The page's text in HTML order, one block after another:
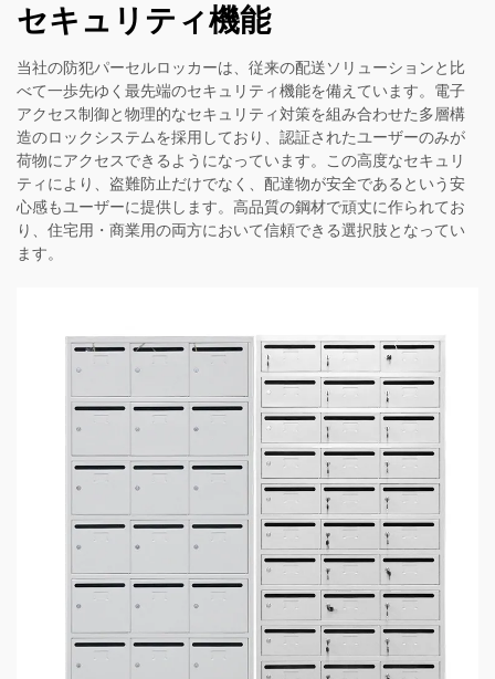
セキュリティ機能
当社の防犯パーセルロッカーは、従来の配送ソリューションと比
べて一歩先ゆく最先端のセキュリティ機能を備えています。電子
アクセス制御と物理的なセキュリティ対策を組み合わせた多層構
造のロックシステムを採用しており、認証されたユーザーのみが
荷物にアクセスできるようになっています。この高度なセキュリ
ティにより、盗難防止だけでなく、配達物が安全であるという安
心感もユーザーに提供します。高品質の鋼材で頑丈に作られてお
り、住宅用・商業用の両方において信頼できる選択肢となってい
ます。